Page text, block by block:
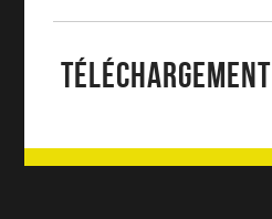
TÉLÉCHARGEMENT